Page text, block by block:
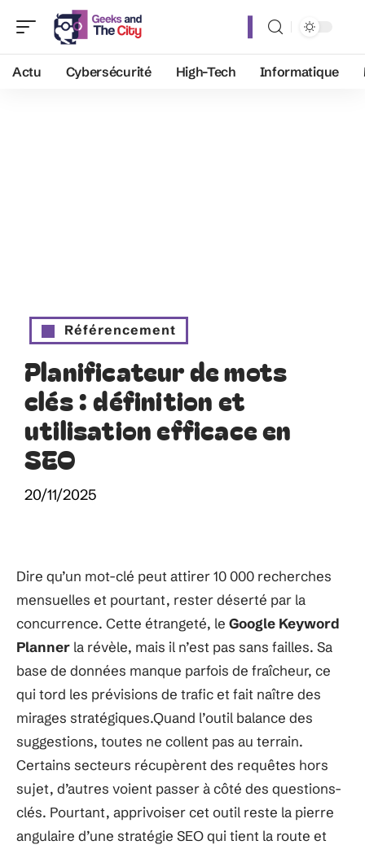
Actu Cybersécurité High-Tech Informatique
Référencement
Planificateur de mots
clés : définition et
utilisation efficace en
SEO
20/11/2025
Dire qu’un mot-clé peut attirer 10 000 recherches
mensuelles et pourtant, rester déserté par la
concurrence. Cette étrangeté, le Google Keyword
Planner la révèle, mais il n’est pas sans failles. Sa
base de données manque parfois de fraîcheur, ce
qui tord les prévisions de trafic et fait naître des
mirages stratégiques.Quand l’outil balance des
suggestions, toutes ne collent pas au terrain.
Certains secteurs récupèrent des requêtes hors
sujet, d’autres voient passer à côté des questions-
clés. Pourtant, apprivoiser cet outil reste la pierre
angulaire d’une stratégie SEO qui tient la route et